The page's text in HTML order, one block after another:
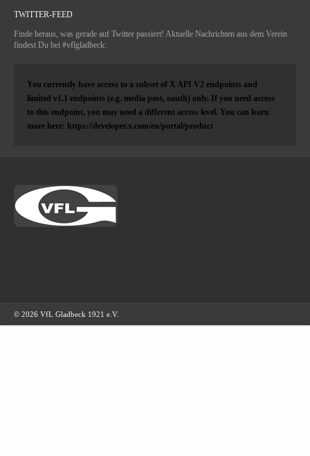
TWITTER-FEED
Finde heraus, was gerade auf Twitter passiert! Aktuelle Nachrichten aus dem Verein
findest Du bei #vflgladbeck:
You currently have access to a subset of X API V2 endpoints and
limited v1.1 endpoints (e.g. media post, oauth) only. If you need access
to this endpoint, you may need a different access level. You can learn
more here: https://developer.x.com/en/portal/product
© 2026 VfL Gladbeck 1921 e.V.